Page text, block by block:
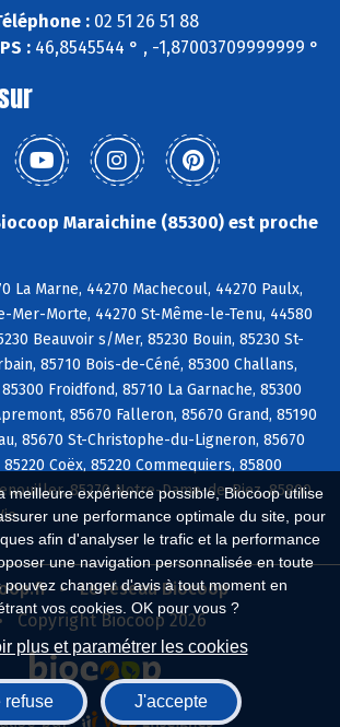
meilleure expérience possible, Biocoop utilise
une performance optimale du site, pour
afin d'analyser le trafic et la performance
une navigation personnalisée en toute
pouvez changer d'avis à tout moment en
vos cookies. OK pour vous ?
plus et paramétrer les cookies
refuse J'accepte
:02 51 26 51 88
: 46,8545544 ° , -1,87003709999999 °
Maraichine (85300) est proche
La Marne, 44270 Machecoul, 44270 Paulx,
Mer-Morte, 44270 St-Même-le-Tenu, 44580
Beauvoir s/Mer, 85230 Bouin, 85230 St-
85710 Bois-de-Céné, 85300 Challans,
Froidfond, 85710 La Garnache, 85300
85670 Falleron, 85670 Grand, 85190
85670 St-Christophe-du-Ligneron, 85670
Coëx, 85220 Commequiers, 85800
85270 Notre-Dame-de-Riez, 85800
Le réseau Biocoop
Copyright Biocoop 2026
par